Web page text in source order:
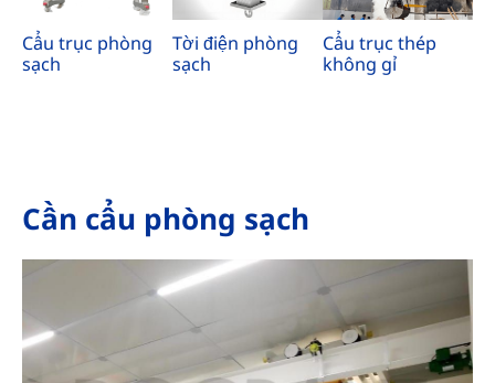
Cẩu trục phòng
sạch
Tời điện phòng
sạch
Cẩu trục thép
không gỉ
Cần cẩu phòng sạch